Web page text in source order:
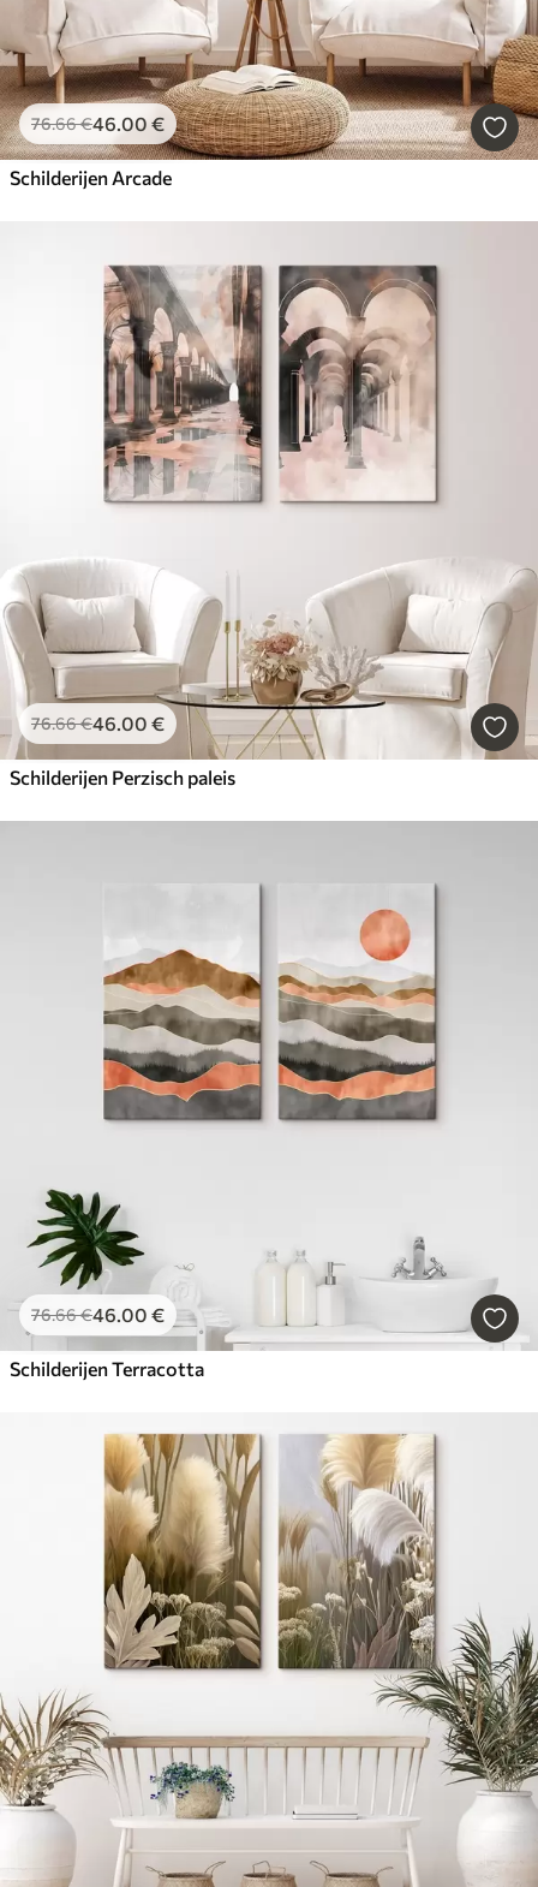
76.66€46.00 €
Schilderijen Arcade
76.66€46.00 €
Schilderijen Perzisch paleis
76.66€46.00 €
Schilderijen Terracotta